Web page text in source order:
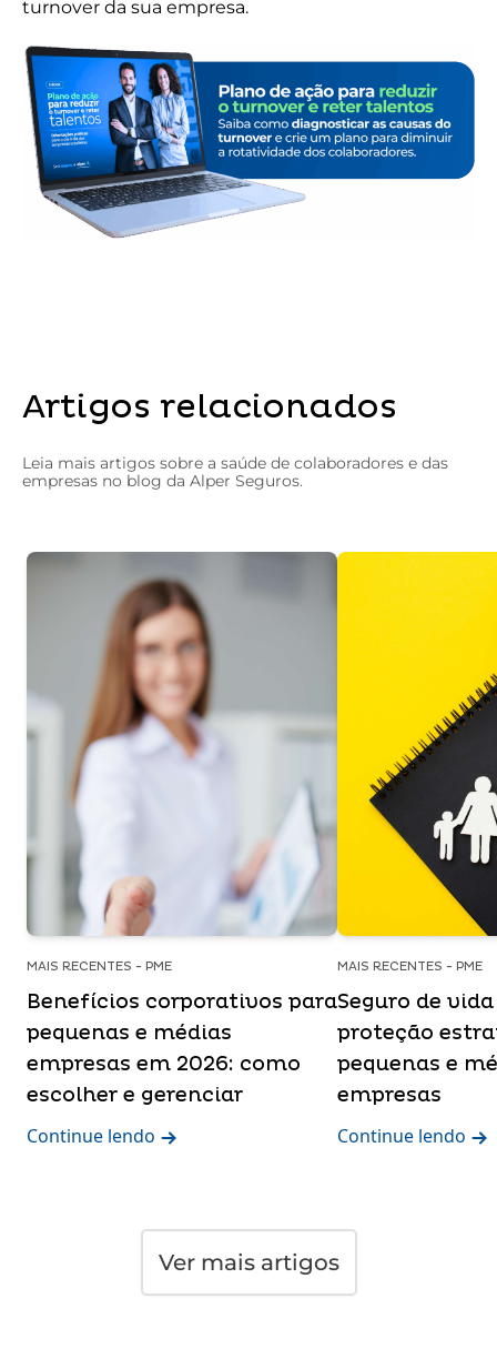
turnover da sua empresa.
Artigos relacionados
Leia mais artigos sobre a saúde de colaboradores e das
empresas no blog da Alper Seguros.
MAIS RECENTES - PME
Benefícios corporativos para
pequenas e médias
empresas em 2026: como
escolher e gerenciar
Continue lendo
MAIS RECENTES - PME
Seguro de vida
proteção
pequenas e
empresas
Continue lendo
Ver mais artigos